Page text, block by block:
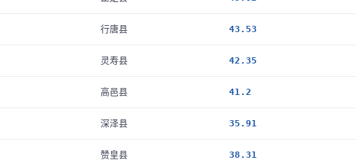
行唐县 43.53
灵寿县 42.35
高邑县 41.2
深泽县 35.91
赞皇县 38.31